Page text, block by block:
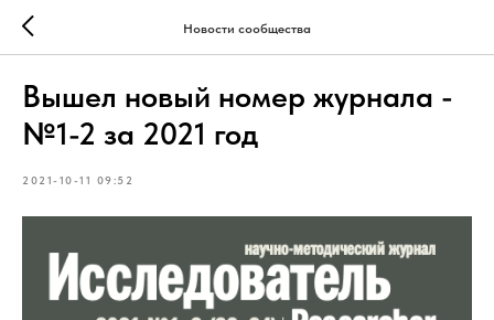
Новости сообщества
Вышел новый номер журнала -
№1-2 за 2021 год
2021-10-11 09:52